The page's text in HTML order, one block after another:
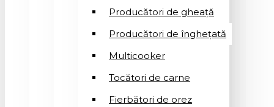
Producători de gheață
Producători de înghețată
Multicooker
Tocători de carne
Fierbători de orez